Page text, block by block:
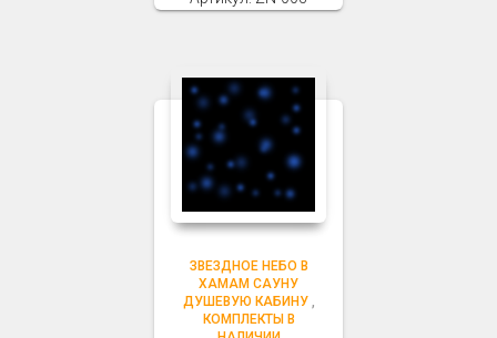
ЗВЕЗДНОЕ НЕБО В
ХАМАМ САУНУ
ДУШЕВУЮ КАБИНУ,
КОМПЛЕКТЫ В